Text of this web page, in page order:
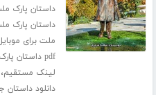
داستان پارک
داستان پارک
ملت برای
pdf داستان پارک ملت کامل
لینک مستقیم
دانلود داستان